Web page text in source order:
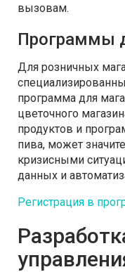
вызовам.
Программы
Для розничных
программа для
цветочного
продуктов и
пива, может
кризисными
данных и
Регистрация в